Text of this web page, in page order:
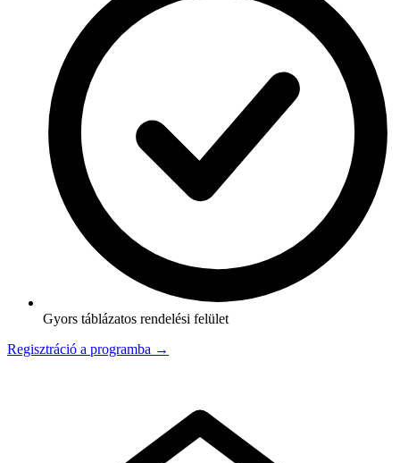
Gyors táblázatos rendelési felület
Regisztráció a programba →